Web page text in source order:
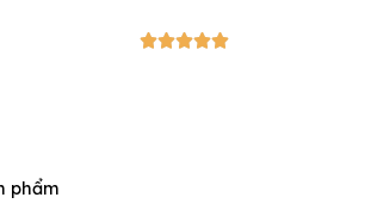
5/5
phẩm